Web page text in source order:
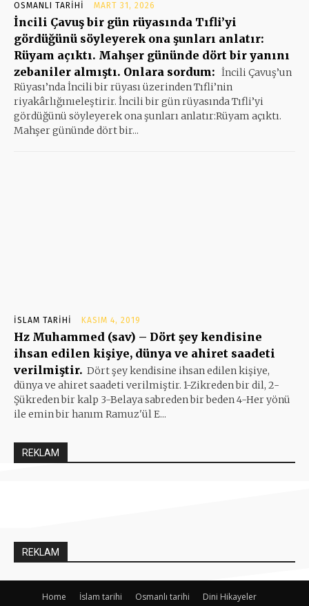
OSMANLI TARIHI MART 31, 2026
İncili Çavuş bir gün rüyasında Tıfli’yi
gördüğünü söyleyerek ona şunları anlatır:
Rüyam açıktı. Mahşer gününde dört bir yanını
zebaniler almıştı. Onlara sordum: İncili Çavuş’un
Rüyası’nda İncili bir rüyası üzerinden Tıfli’nin
riyakârlığınıeleştirir. İncili bir gün rüyasında Tıfli’yi
gördüğünü söyleyerek ona şunları anlatır:Rüyam açıktı.
Mahşer gününde dört bir...
İSLAM TARIHI KASIM 4, 2019
Hz Muhammed (sav) – Dört şey kendisine
ihsan edilen kişiye, dünya ve ahiret saadeti
verilmiştir. Dört şey kendisine ihsan edilen kişiye,
dünya ve ahiret saadeti verilmiştir. 1-Zikreden bir dil, 2-
Şükreden bir kalp 3-Belaya sabreden bir beden 4-Her yönü
ile emin bir hanım Ramuz'ül E...
REKLAM
REKLAM
Home İslam tarihi Osmanlı tarihi
Dini Hikayeler